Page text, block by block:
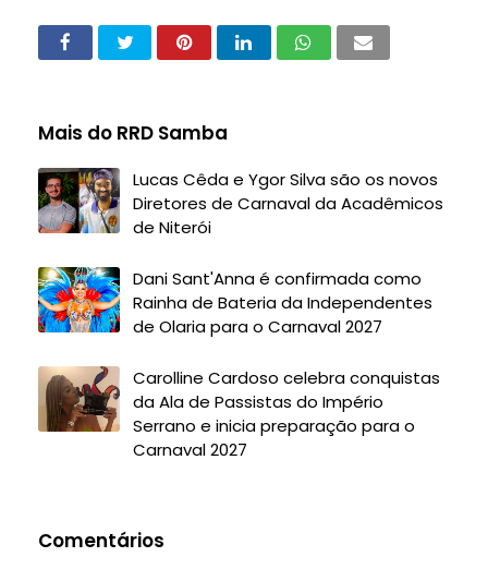
Mais do RRD Samba
Lucas Cêda e Ygor Silva são os novos
Diretores de Carnaval da Acadêmicos
de Niterói
Dani Sant'Anna é confirmada como
Rainha de Bateria da Independentes
de Olaria para o Carnaval 2027
Carolline Cardoso celebra conquistas
da Ala de Passistas do Império
Serrano e inicia preparação para o
Carnaval 2027
Comentários